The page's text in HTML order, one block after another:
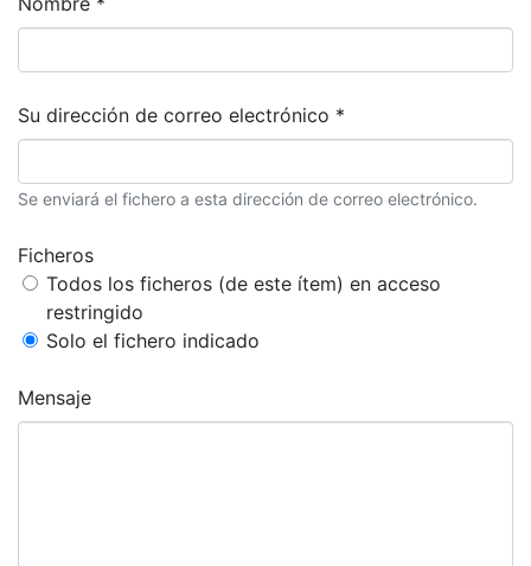
Su dirección de correo electrónico *
Se enviará el fichero a esta dirección de correo electrónico.
Ficheros
Todos los ficheros (de este ítem) en acceso
restringido
Solo el fichero indicado
Mensaje